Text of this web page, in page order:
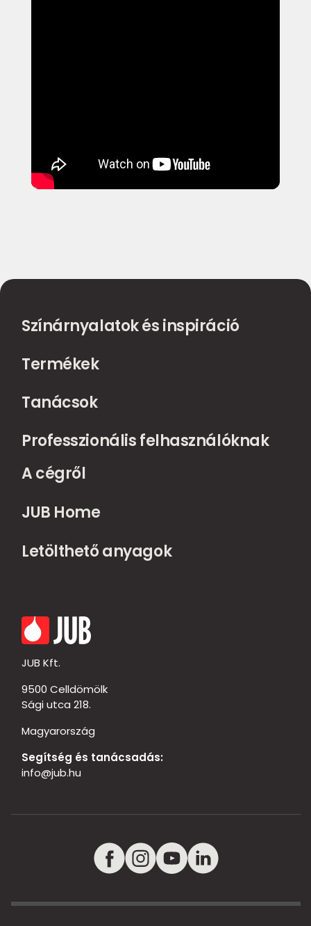
Színárnyalatok és inspiráció
Termékek
Tanácsok
Professzionális felhasználóknak
A cégről
JUB Home
Letölthető anyagok
JUB Kft.
9500 Celldömölk
Sági utca 218.
Magyarország
Segítség és tanácsadás:
info@jub.hu